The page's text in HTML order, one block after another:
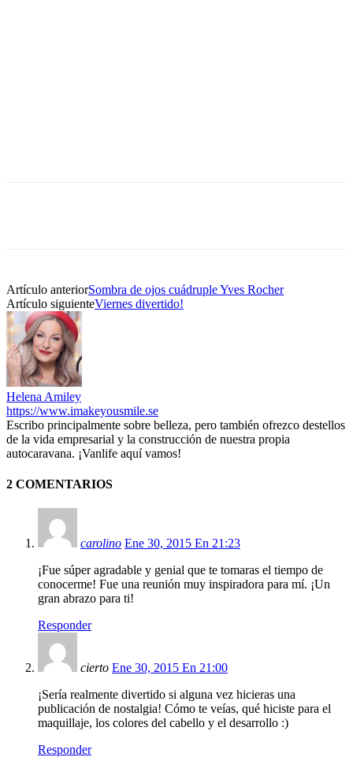
Artículo anteriorSombra de ojos cuádruple Yves Rocher
Artículo siguienteViernes divertido!
Helena Amiley
https://www.imakeyousmile.se
Escribo principalmente sobre belleza, pero también ofrezco destellos
de la vida empresarial y la construcción de nuestra propia
autocaravana. ¡Vanlife aquí vamos!
2 COMENTARIOS
carolino Ene 30, 2015 En 21:23
¡Fue súper agradable y genial que te tomaras el tiempo de
conocerme! Fue una reunión muy inspiradora para mí. ¡Un
gran abrazo para ti!
Responder
cierto Ene 30, 2015 En 21:00
¡Sería realmente divertido si alguna vez hicieras una
publicación de nostalgia! Cómo te veías, qué hiciste para el
maquillaje, los colores del cabello y el desarrollo :)
Responder